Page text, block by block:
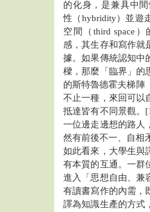
的化身，是兼具中間
性（hybridity）並遊
空間（third space
感，其生存和寫作就
據。如果傳統認知中
樑，那麼「臨界」的
的斯特魯德霍夫梯陣
不止一種，來回可以
抵達皆有不同景觀。
一位邊走邊想的路人
然有前後不一、自相
如此看來，大學生
有本質的互通。一群
進入「思想自由、兼
有讀書寫作的內需，
譯為知識生產的方式